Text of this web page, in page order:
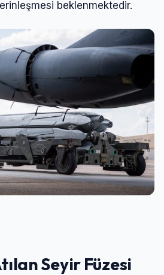
beklenmektedir.
Seyir Füzesi